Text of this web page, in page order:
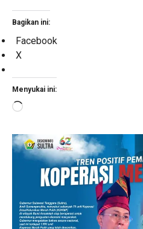
Bagikan ini:
Facebook
X
Menyukai ini:
Memuat...